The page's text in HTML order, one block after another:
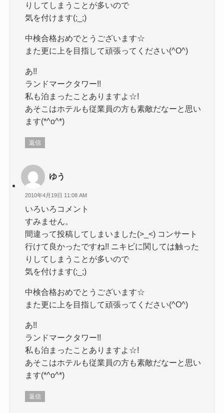
りしてしまうことが多いので
気を付けます(;_;)
中検合格おめでとうございます☆
また更に上を目指して頑張ってください(^O^)
あ!!
ランドマークタワー!!
私も泊まったことありますよ☆!
あそこはホテルも従業員の方も素敵だなーと思い
ます(*^o^*)
返信
ゆう
2010年4月19日 11:08 AM
いろいろコメント
すみません。
間違って投稿してしまいました(>_<) コンサート
行けて良かったですね!! ニキビに関しては触った
りしてしまうことが多いので
気を付けます(;_;)
中検合格おめでとうございます☆
また更に上を目指して頑張ってください(^O^)
あ!!
ランドマークタワー!!
私も泊まったことありますよ☆!
あそこはホテルも従業員の方も素敵だなーと思い
ます(*^o^*)
返信